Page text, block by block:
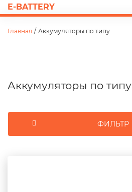
E-BATTERY
Главная / Аккумуляторы по типу
Аккумуляторы по типу
ФИЛЬТР